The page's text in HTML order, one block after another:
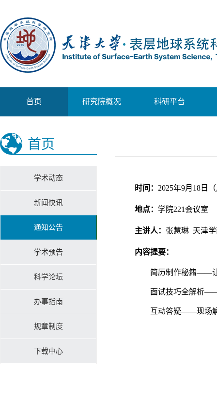
首页 研究院概况 科研平台
首页
学术动态
新闻快讯
通知公告
学术预告
科学论坛
办事指南
规章制度
下载中心
时间： 2025年9月18日
地点： 学院221会议室
主讲人： 张慧琳 天津
内容提要：
简历制作秘籍——
面试技巧全解析
互动答疑——现场